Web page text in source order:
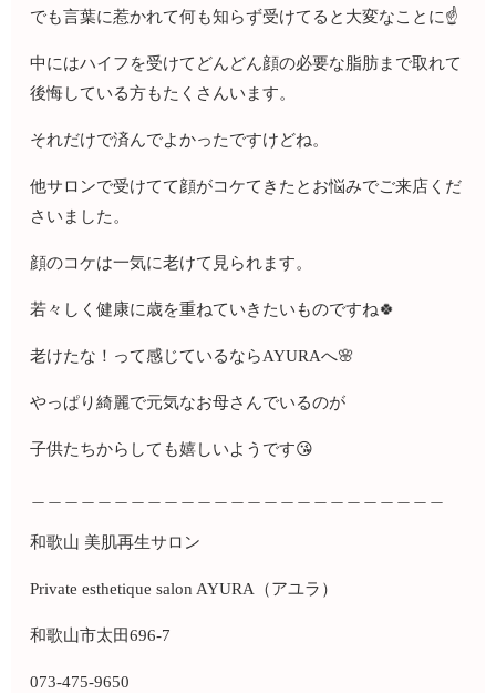
でも言葉に惹かれて何も知らず受けてると大変なことに☝️
中にはハイフを受けてどんどん顔の必要な脂肪まで取れて
後悔している方もたくさんいます。
それだけで済んでよかったですけどね。
他サロンで受けてて顔がコケてきたとお悩みでご来店くだ
さいました。
顔のコケは一気に老けて見られます。
若々しく健康に歳を重ねていきたいものですね🍀
老けたな！って感じているならAYURAへ🌸
やっぱり綺麗で元気なお母さんでいるのが
子供たちからしても嬉しいようです😘
和歌山 美肌再生サロン
Private esthetique salon AYURA（アユラ）
和歌山市太田696-7
073-475-9650